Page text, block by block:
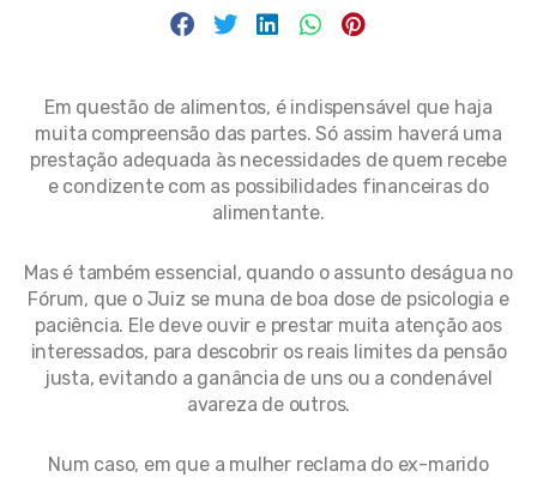
Em questão de alimentos, é indispensável que haja
muita compreensão das partes. Só assim haverá uma
prestação adequada às necessidades de quem recebe
e condizente com as possibilidades financeiras do
alimentante.
Mas é também essencial, quando o assunto deságua no
Fórum, que o Juiz se muna de boa dose de psicologia e
paciência. Ele deve ouvir e prestar muita atenção aos
interessados, para descobrir os reais limites da pensão
justa, evitando a ganância de uns ou a condenável
avareza de outros.
Num caso, em que a mulher reclama do ex-marido